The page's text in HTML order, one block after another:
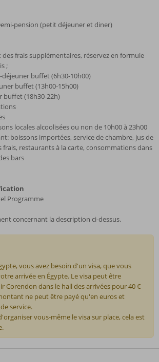
pension (petit déjeuner et diner)
frais supplémentaires, réservez en formule
;
déjeuner buffet (6h30-10h00)
buffet (13h00-15h00)
buffet (18h30-22h)
locales alcoolisées ou non de 10h00 à 23h00
boissons importées, service de chambre, jus de
frais, restaurants à la carte, consommations dans
bars
Programme
concernant la description ci-dessus.
vous avez besoin d'un visa, que vous
arrivée en Égypte. Le visa peut être
Corendon dans le hall des arrivées pour 40 €
ne peut être payé qu'en euros et
service.
vous-même le visa sur place, cela est